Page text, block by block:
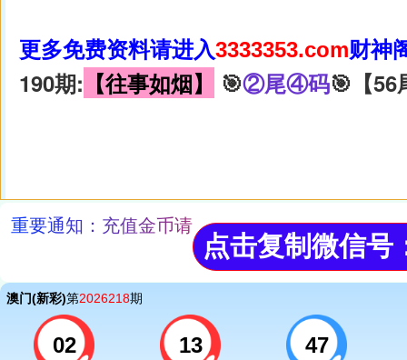
更多免费资料请进入3333353.com财神
190期: 【往事如烟】 🎯②尾④码🎯【56
重要通知 ：充值金币请
点击复制微信号